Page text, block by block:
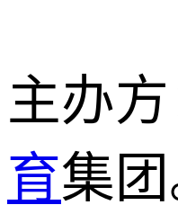
主办方
育集团